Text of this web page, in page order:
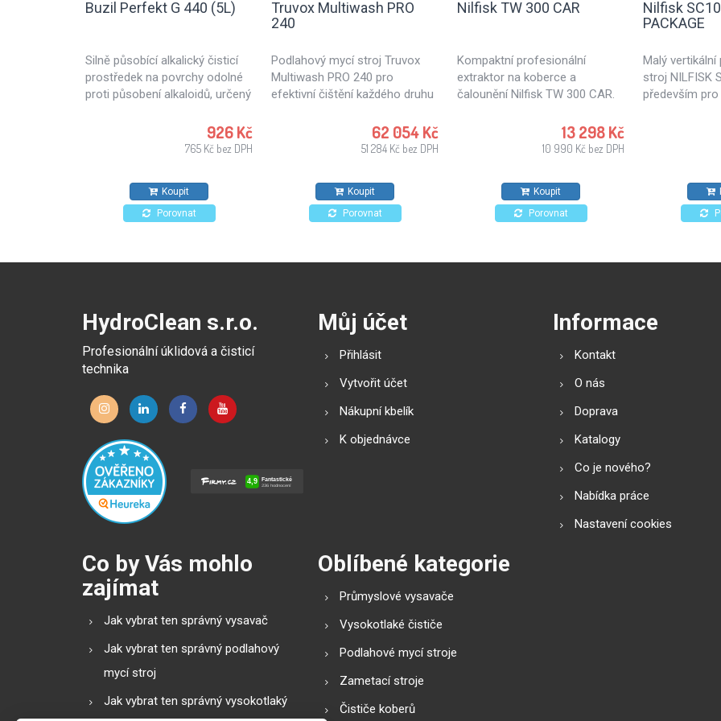
Buzil Perfekt G 440 (5L)
Silně působící alkalický čisticí
prostředek na povrchy odolné
proti působení alkaloidů, určený
průmyslových podnicích, k
obnově po požárech,
čištění disků kol automobilů.
926 Kč
765 Kč bez DPH
Koupit
Porovnat
Truvox Multiwash PRO
240
Podlahový mycí stroj Truvox
Multiwash PRO 240 pro
efektivní čištění každého druhu
tvrdých podlah, ale i koberců či
mytí eskalátorů a travelátorů.
Podlahový stroj velmi
jednoduché konstrukce,
tichým provozem.
62 054 Kč
51 284 Kč bez DPH
Koupit
Porovnat
Nilfisk TW 300 CAR
Kompaktní profesionální
extraktor na koberce a
čalounění Nilfisk TW 300 CAR.
13 298 Kč
10 990 Kč bez DPH
Koupit
Porovnat
Nilfisk
PACKAGE
Malý
stroj NILFISK
především
možností pro
školy,
HydroClean s.r.o.
Profesionální úklidová a čisticí
technika
Můj účet
Přihlásit
Vytvořit účet
Nákupní kbelík
K objednávce
Informace
Kontakt
O nás
Doprava
Katalogy
Co je nového?
Nabídka práce
Nastavení cookies
Co by Vás mohlo
zajímat
Jak vybrat ten správný vysavač
Jak vybrat ten správný podlahový
mycí stroj
Jak vybrat ten správný vysokotlaký
Oblíbené kategorie
Průmyslové vysavače
Vysokotlaké čističe
Podlahové mycí stroje
Zametací stroje
Čističe koberů